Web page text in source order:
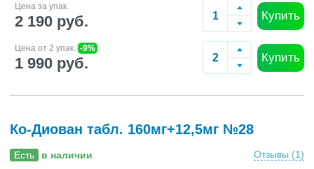
Цена за упак.
2 190 руб. Купить
Цена от 2 упак. -9%
1 990 руб. Купить
Ко-Диован табл. 160мг+12,5мг №28
Есть в наличии Отзывы (1)